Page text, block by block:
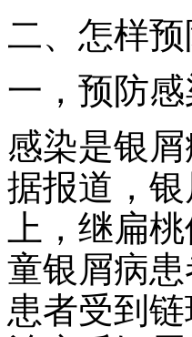
二、怎样
一，预防感
感染是银
据报道，
上，继扁
童银屑病
患者受到